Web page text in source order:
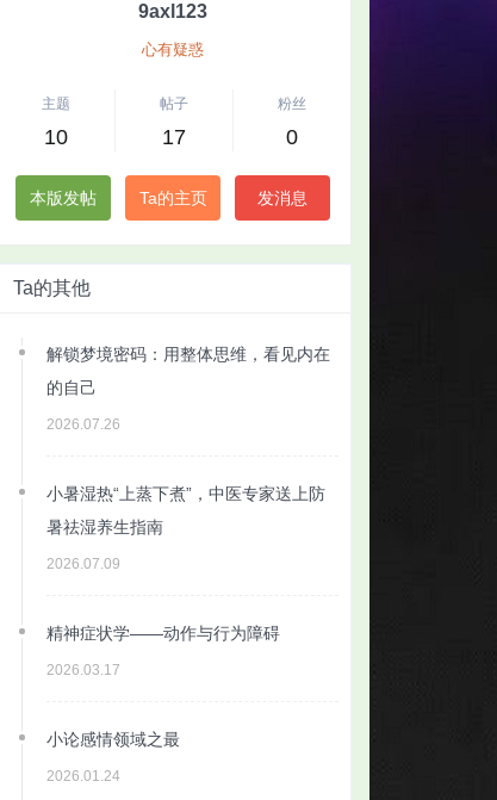
9axl123
心有疑惑
主题
10
帖子
17
粉丝
0
本版发帖 Ta的主页 发消息
Ta的其他
解锁梦境密码：用整体思维，看见内在
的自己
2026.07.26
小暑湿热“上蒸下煮”，中医专家送上防
暑祛湿养生指南
2026.07.09
精神症状学——动作与行为障碍
2026.03.17
小论感情领域之最
2026.01.24